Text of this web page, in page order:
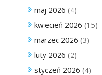
maj 2026 (4)
kwiecień 2026 (15)
marzec 2026 (3)
luty 2026 (2)
styczeń 2026 (4)